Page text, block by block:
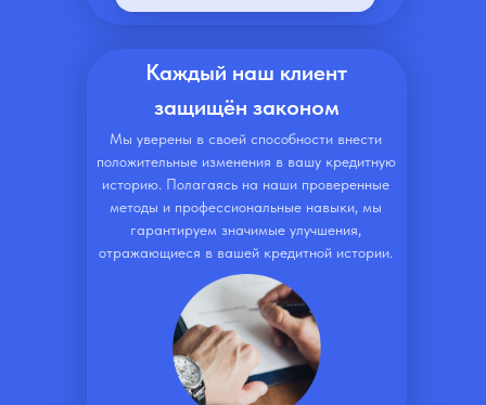
Каждый наш клиент
защищён законом
Мы уверены в своей способности внести
положительные изменения в вашу кредитную
историю. Полагаясь на наши проверенные
методы и профессиональные навыки, мы
гарантируем значимые улучшения,
отражающиеся в вашей кредитной истории.